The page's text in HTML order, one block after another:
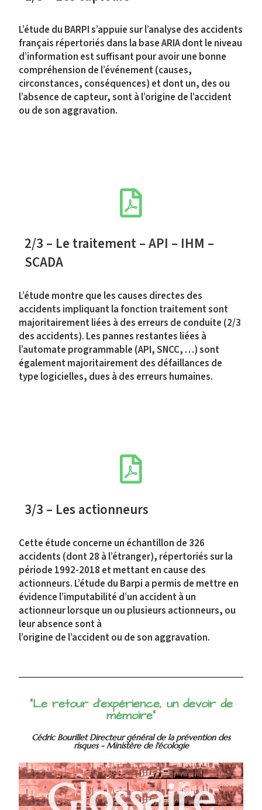
L’étude du BARPI s’appuie sur l’analyse des accidents
français répertoriés dans la base ARIA dont le niveau
d’information est suffisant pour avoir une bonne
compréhension de l’événement (causes,
circonstances, conséquences) et dont un, des ou
l’absence de capteur, sont à l’origine de l’accident
ou de son aggravation.
2/3 – Le traitement – API – IHM –
SCADA
L’étude montre que les causes directes des
accidents impliquant la fonction traitement sont
majoritairement liées à des erreurs de conduite (2/3
des accidents). Les pannes restantes liées à
l’automate programmable (API, SNCC, …) sont
également majoritairement des défaillances de
type logicielles, dues à des erreurs humaines.
3/3 – Les actionneurs
Cette étude concerne un échantillon de 326
accidents (dont 28 à l’étranger), répertoriés sur la
période 1992-2018 et mettant en cause des
actionneurs. L’étude du Barpi a permis de mettre en
évidence l’imputabilité d’un accident à un
actionneur lorsque un ou plusieurs actionneurs, ou
leur absence sont à
l’origine de l’accident ou de son aggravation.
"Le retour d'expérience, un devoir de
mémoire"
Cédric Bourillet Directeur général de la prévention des
risques - Ministère de l'écologie
Glossaire